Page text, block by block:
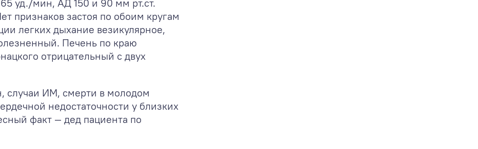
уд./мин, АД 150 и 90 мм рт.ст.
признаков застоя по обоим кругам
легких дыхание везикулярное,
Печень по краю
отрицательный с двух
случаи ИМ, смерти в молодом
недостаточности у близких
факт — дед пациента по